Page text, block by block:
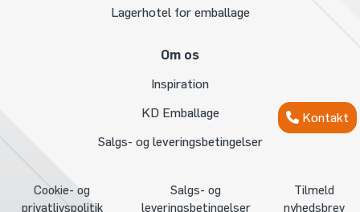
Kontakt
Lagerhotel for emballage
Om os
Inspiration
KD Emballage
Salgs- og leveringsbetingelser
Cookie- og
privatlivspolitik
Salgs- og
leveringsbetingelser
Tilmeld
nyhedsbrev